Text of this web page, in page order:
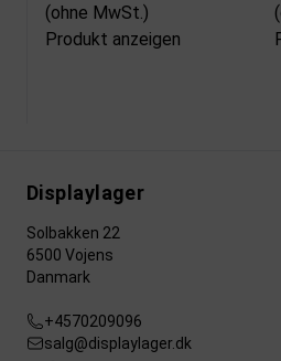
(ohne MwSt.)
Produkt anzeigen
Displaylager
Solbakken 22
6500 Vojens
Danmark
+4570209096
salg@displaylager.dk